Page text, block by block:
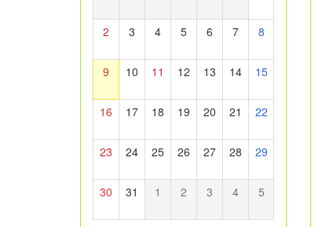
2 3 4 5 6 7 8
9 10 11 12 13 14 15
16 17 18 19 20 21 22
23 24 25 26 27 28 29
30 31 1 2 3 4 5